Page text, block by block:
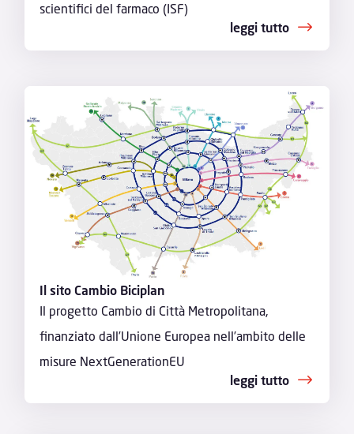
scientifici del farmaco (ISF)
leggi tutto
Il sito Cambio Biciplan
Il progetto Cambio di Città Metropolitana,
finanziato dall’Unione Europea nell’ambito delle
misure NextGenerationEU
leggi tutto